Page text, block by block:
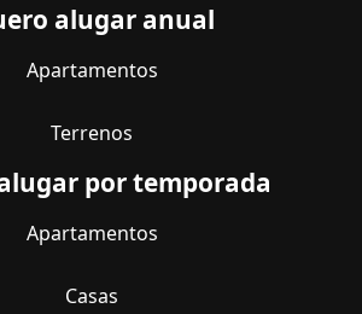
alugar anual
Apartamentos
Terrenos
por temporada
Apartamentos
Casas